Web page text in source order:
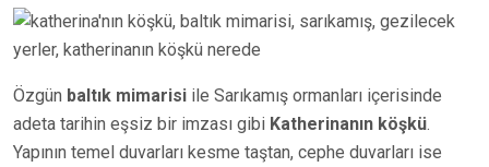
Özgün baltık mimarisi ile Sarıkamış ormanları içerisinde
adeta tarihin eşsiz bir imzası gibi Katherinanın köşkü.
Yapının temel duvarları kesme taştan, cephe duvarları ise